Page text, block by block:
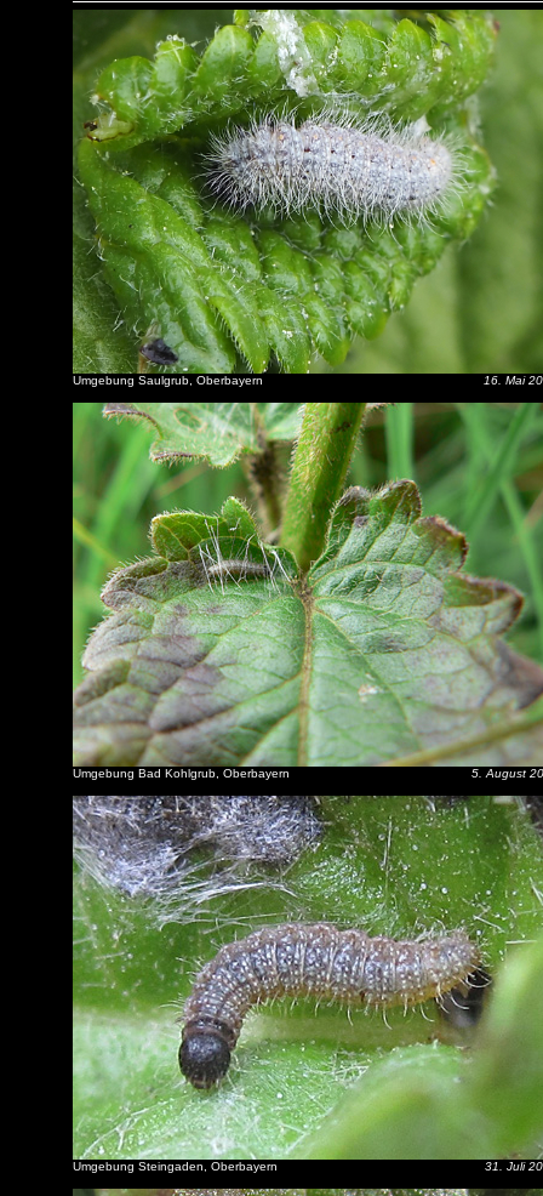
Umgebung Saulgrub, Oberbayern 16. Mai
Umgebung Bad Kohlgrub, Oberbayern 5. August
Umgebung Steingaden, Oberbayern 31. Juli